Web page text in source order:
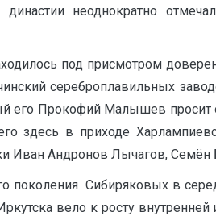
династии неоднократно
под присмотром
сереброплавильных
его Прокофий Малышев просит
здесь в приходе
Иван Андронов Лычагов, Семён
поколения Сибиряковых в
вело к росту